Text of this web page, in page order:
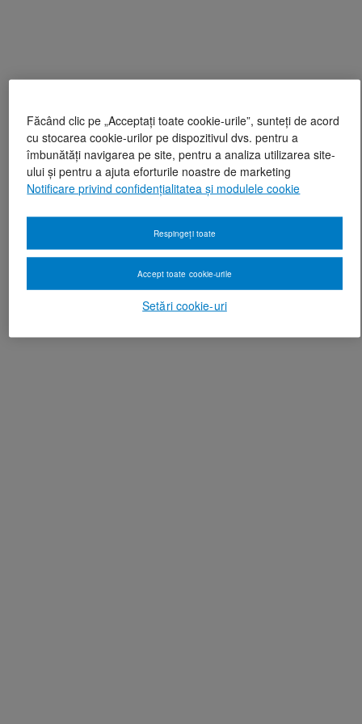
Făcând clic pe „Acceptați toate cookie-urile”, sunteți de acord
cu stocarea cookie-urilor pe dispozitivul dvs. pentru a
îmbunătăți navigarea pe site, pentru a analiza utilizarea site-
ului și pentru a ajuta eforturile noastre de marketing
Notificare privind confidențialitatea și modulele cookie
Setări cookie-uri
Respingeți toate
Accept toate cookie-urile